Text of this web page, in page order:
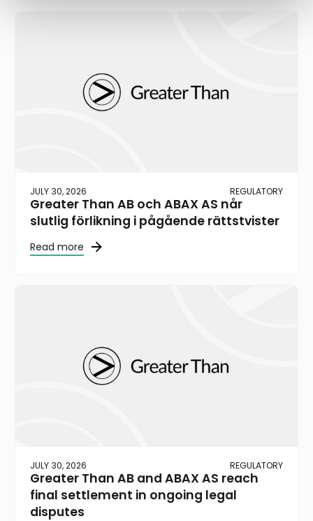
JULY 30, 2026 REGULATORY
Greater Than AB och ABAX AS når
slutlig förlikning i pågående rättstvister
Read more
JULY 30, 2026 REGULATORY
Greater Than AB and ABAX AS reach
final settlement in ongoing legal
disputes